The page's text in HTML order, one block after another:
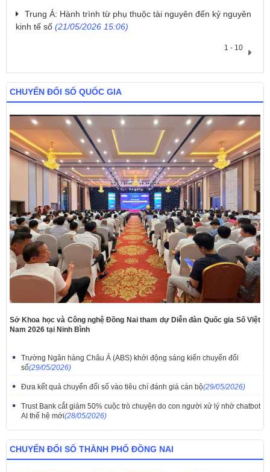
​Trung Á: Hành trình từ phụ thuộc tài nguyên đến kỷ nguyên
kinh tế số (21/05/2026 15:06)
1 - 10
CHUYỂN ĐỔI SỐ QUỐC GIA
Sở Khoa học và Công nghệ Đồng Nai tham dự Diễn đàn Quốc gia Số Việt
Nam 2026 tại Ninh Bình
Trường Ngân hàng Châu Á (ABS) khởi động sáng kiến chuyển đổi
số(29/05/2026)
​Đưa kết quả chuyển đổi số vào tiêu chí đánh giá cán bộ(29/05/2026)
Trust Bank cắt giảm 50% cuộc trò chuyện do con người xử lý nhờ chatbot
AI thế hệ mới(28/05/2026)
CHUYỂN ĐỔI SỐ THÀNH PHỐ ĐỒNG NAI